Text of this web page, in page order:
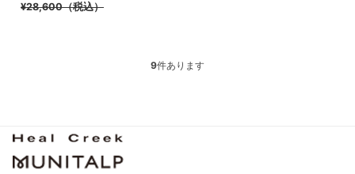
¥28,600（税込）
9件あります